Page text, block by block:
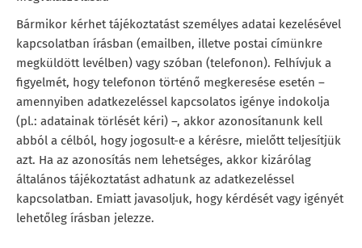
Bármikor kérhet tájékoztatást személyes adatai kezelésével
kapcsolatban írásban (emailben, illetve postai címünkre
megküldött levélben) vagy szóban (telefonon). Felhívjuk a
figyelmét, hogy telefonon történő megkeresése esetén –
amennyiben adatkezeléssel kapcsolatos igénye indokolja
(pl.: adatainak törlését kéri) –, akkor azonosítanunk kell
abból a célból, hogy jogosult-e a kérésre, mielőtt teljesítjük
azt. Ha az azonosítás nem lehetséges, akkor kizárólag
általános tájékoztatást adhatunk az adatkezeléssel
kapcsolatban. Emiatt javasoljuk, hogy kérdését vagy igényét
lehetőleg írásban jelezze.